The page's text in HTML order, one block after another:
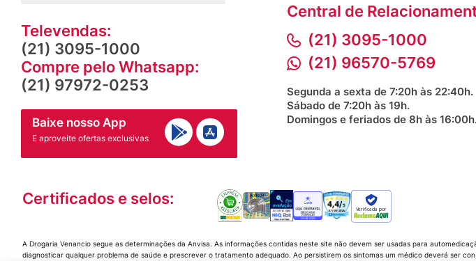
Televendas:
(21) 3095-1000
Compre pelo Whatsapp:
(21) 97972-0253
Baixe nosso App
E aproveite ofertas exclusivas
Central de
(21) 3095-1000
(21) 96570-5769
Segunda a sexta de 7:20h às 22:40h.
Sábado de 7:20h às 19h.
Domingos e feriados de 8h às
Certificados e selos:
Verificada por
A Drogaria Venancio segue as determinações da Anvisa. As informações contidas neste site não devem ser usadas para
diagnosticar qualquer problema de saúde e prescrever o tratamento adequado. Ao persistirem os sintomas um médico deverá ser